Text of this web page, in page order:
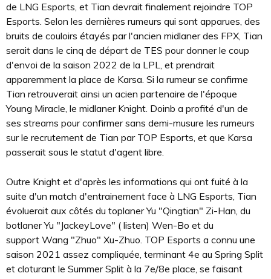
de LNG Esports, et Tian devrait finalement rejoindre TOP
Esports. Selon les dernières rumeurs qui sont apparues, des
bruits de couloirs étayés par l'ancien midlaner des FPX, Tian
serait dans le cinq de départ de TES pour donner le coup
d'envoi de la saison 2022 de la LPL, et prendrait
apparemment la place de Karsa. Si la rumeur se confirme
Tian retrouverait ainsi un acien partenaire de l'époque
Young Miracle, le midlaner Knight. Doinb a profité d'un de
ses streams pour confirmer sans demi-musure les rumeurs
sur le recrutement de Tian par TOP Esports, et que Karsa
passerait sous le statut d'agent libre.
Outre Knight et d'après les informations qui ont fuité à la
suite d'un match d'entrainement face à LNG Esports, Tian
évoluerait aux côtés du toplaner Yu "Qingtian" Zi-Han, du
botlaner Yu "JackeyLove" ( listen) Wen-Bo et du
support Wang "Zhuo" Xu-Zhuo. TOP Esports a connu une
saison 2021 assez compliquée, terminant 4e au Spring Split
et cloturant le Summer Split à la 7e/8e place, se faisant